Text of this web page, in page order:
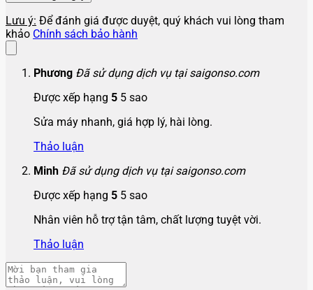
Lưu ý: Để đánh giá được duyệt, quý khách vui lòng tham
khảo Chính sách bảo hành
Phương Đã sử dụng dịch vụ tại saigonso.com
Được xếp hạng 5 5 sao
Sửa máy nhanh, giá hợp lý, hài lòng.
Thảo luận
Minh Đã sử dụng dịch vụ tại saigonso.com
Được xếp hạng 5 5 sao
Nhân viên hỗ trợ tận tâm, chất lượng tuyệt vời.
Thảo luận